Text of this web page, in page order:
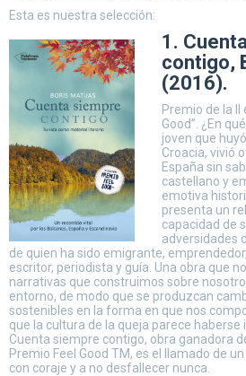
Esta es nuestra selección:
1.
contigo,
(2016).
Premio de la II
Good”. ¿En
joven que
Croacia, vivió
España sin
castellano y
emotiva
presenta un
capacidad de
adversidades
de quien ha sido emigrante,
escritor, periodista y guía. Una obra que
narrativas que construimos sobre
entorno, de modo que se produzcan
sostenibles en la forma en que nos
que la cultura de la queja parece
Cuenta siempre contigo, obra ganadora
Premio Feel Good TM, es el llamado de
con coraje y a no desfallecer nunca.